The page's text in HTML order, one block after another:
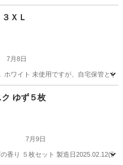
ＸＬ
7月8日
ホワイト 未使用ですが、自宅保管とな
ツ ユニクロ
ゆず５枚
7月9日
香り ５枚セット 製造日2025.02.12(